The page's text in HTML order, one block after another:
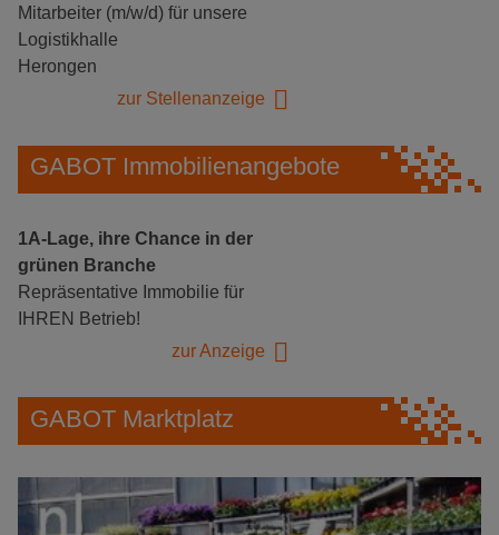
Mitarbeiter (m/w/d) für unsere
Logistikhalle
Herongen
zur Stellenanzeige
GABOT Immobilienangebote
1A-Lage, ihre Chance in der
grünen Branche
Repräsentative Immobilie für
IHREN Betrieb!
zur Anzeige
GABOT Marktplatz